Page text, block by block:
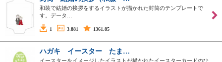
和装で結婚の挨拶をするイラストが描かれた封筒のテンプレートで
す。データ…
1 3,881 1361.85
ハガキ イースター たま…
イースターをイメージしたイラストが描かれたイースターカードのひ